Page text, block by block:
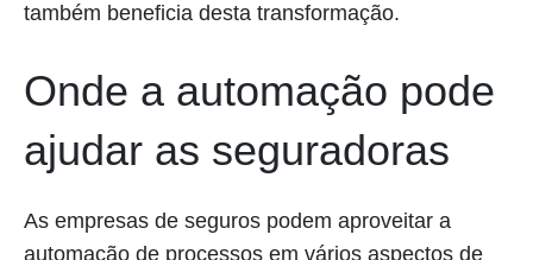
também beneficia desta transformação.
Onde a automação pode
ajudar as seguradoras
As empresas de seguros podem aproveitar a
automação de processos em vários aspectos de